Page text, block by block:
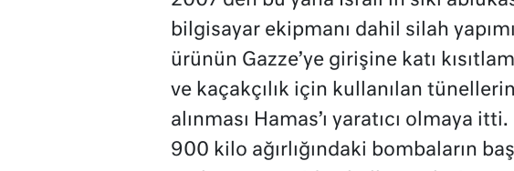
bilgisayar ekipmanı dahil silah
ürünün Gazze’ye girişine katı
ve kaçakçılık için kullanılan
alınması Hamas’ı yaratıcı olmaya
900 kilo ağırlığındaki bombaların